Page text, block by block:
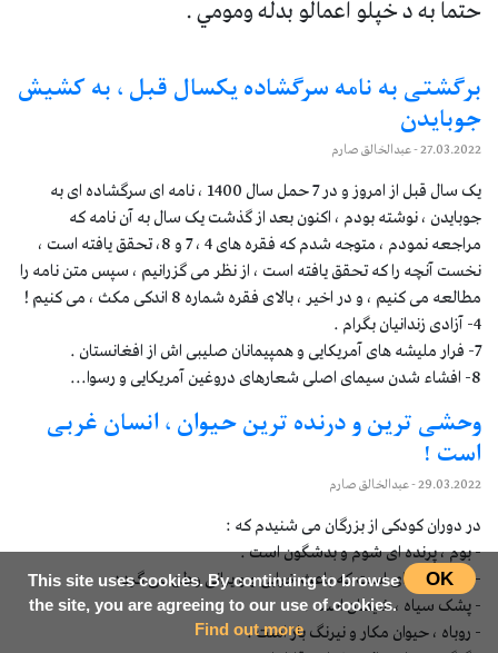
حتما به د خپلو اعمالو بدله ومومي .
برگشتی به نامه سرگشاده یکسال قبل ، به کشیش
جوبایدن
27.03.2022- عبدالخالق صارم
یک سال قبل از امروز و در 7 حمل سال 1400 ، نامه ای سرگشاده ای به
جوبایدن ، نوشته بودم ، اکنون بعد از گذشت یک سال به آن نامه که
مراجعه نمودم ، متوجه شدم که فقره های 4 ، 7 و 8، تحقق یافته است ،
نخست آنچه را که تحقق یافته است ، از نظر می گزرانیم ، سپس متن نامه را
مطالعه می کنیم ، و در اخیر ، بالای فقره شماره 8 اندکی مکث ، می کنیم !
4- آزادی زندانیان بگرام .
7- فرار ملیشه های آمریکایی و همپیمانان صلیبی اش از افغانستان .
8- افشاء شدن سیمای اصلی شعارهای دروغین آمریکایی و رسوا...
وحشی ترین و درنده ترین حیوان ، انسان غربی
است !
29.03.2022- عبدالخالق صارم
در دوران کودکی از بزرگان می شنیدم که :
- بوم ، پرنده ای شوم و بدشگون است .
- زاغ ، پرنده ای است که باعث خرابی و و یرانی وطن می گردد .
- پشک سیاه ، شیطان است .
- روباه ، حیوان مکار و نیرنگ باز است .
OK
This site uses cookies. By continuing to browse
the site, you are agreeing to our use of cookies.
Find out more